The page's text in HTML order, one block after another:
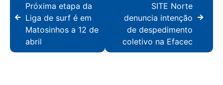
Próxima etapa da
Liga de surf é em
Matosinhos a 12 de
abril
SITE Norte
denuncia intenção
de despedimento
coletivo na Efacec